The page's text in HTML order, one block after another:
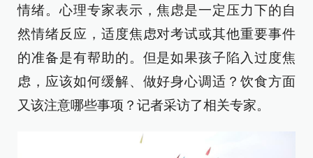
情绪。心理专家表示，焦虑是一定压力下的自
然情绪反应，适度焦虑对考试或其他重要事件
的准备是有帮助的。但是如果孩子陷入过度焦
虑，应该如何缓解、做好身心调适？饮食方面
又该注意哪些事项？记者采访了相关专家。